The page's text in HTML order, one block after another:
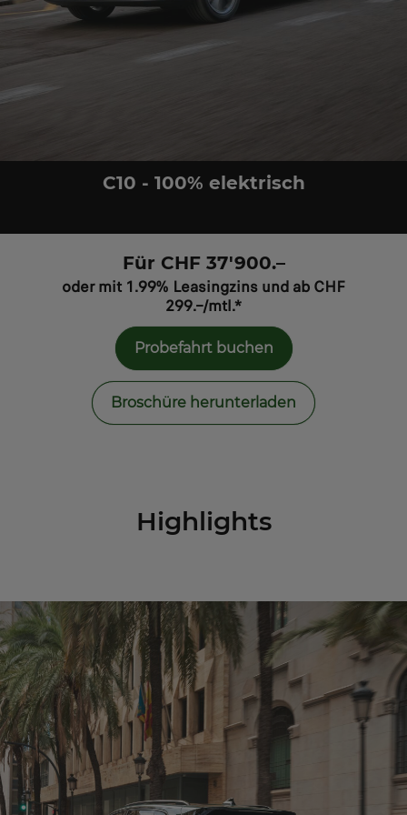
C10 - 100% elektrisch
Für CHF 37'900.–
oder mit 1.99% Leasingzins und ab CHF
299.–/mtl.*
Probefahrt buchen
Broschüre herunterladen
Highlights